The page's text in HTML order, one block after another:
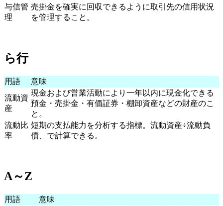
与信管
理
売掛金を確実に回収できるように取引先の信用状況
を管理すること。
ら行
用語
意味
流動資
産
現金および営業活動により一年以内に現金化できる
預金・売掛金・有価証券・棚卸資産などの財産のこ
と。
流動比
率
短期の支払能力を分析する指標。流動資産÷流動負
債、で計算できる。
A～Z
用語
意味